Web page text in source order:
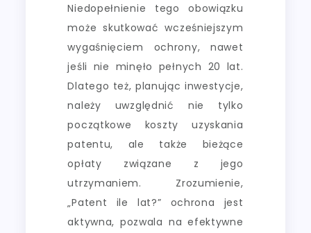
Niedopełnienie tego obowiązku
może skutkować wcześniejszym
wygaśnięciem ochrony, nawet
jeśli nie minęło pełnych 20 lat.
Dlatego też, planując inwestycje,
należy uwzględnić nie tylko
początkowe koszty uzyskania
patentu, ale także bieżące
opłaty związane z jego
utrzymaniem. Zrozumienie,
„Patent ile lat?” ochrona jest
aktywna, pozwala na efektywne